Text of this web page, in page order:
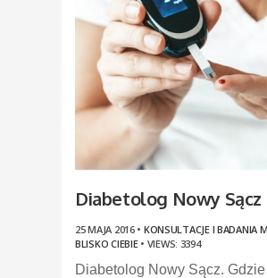
Diabetolog Nowy Sącz
25 MAJA 2016 • KONSULTACJE I BADANIA
BLISKO CIEBIE• VIEWS: 3394
Diabetolog Nowy Sącz.